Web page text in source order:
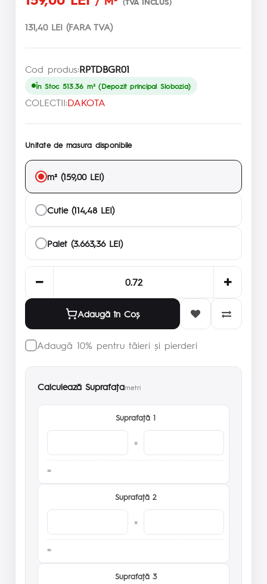
131,40 LEI (FARA TVA)
Cod produs:RPTDBGR01
În Stoc 513.36 m² (Depozit principal Slobozia)
COLECTII:DAKOTA
Unitate de masura disponibile
m² (159,00 LEI)
Cutie (114,48 LEI)
Palet (3.663,36 LEI)
Adaugă în Coş
Adaugă 10% pentru tăieri și pierderi
Calculează Suprafaţametri
Suprafaţă 1
×
Suprafaţă 2
×
Suprafaţă 3